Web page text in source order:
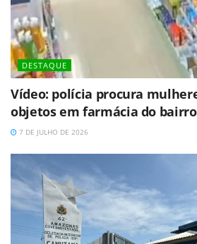
DESTAQUE
Vídeo: polícia procura
objetos em farmácia do
7 DE JULHO DE 2026